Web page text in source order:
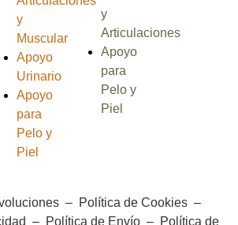
y
Muscular
Apoyo
Urinario
Apoyo
para
Pelo y
Piel
y
Articulaciones
Apoyo
para
Pelo y
Piel
– Política de Cookies–
– Política de Envío – Política de